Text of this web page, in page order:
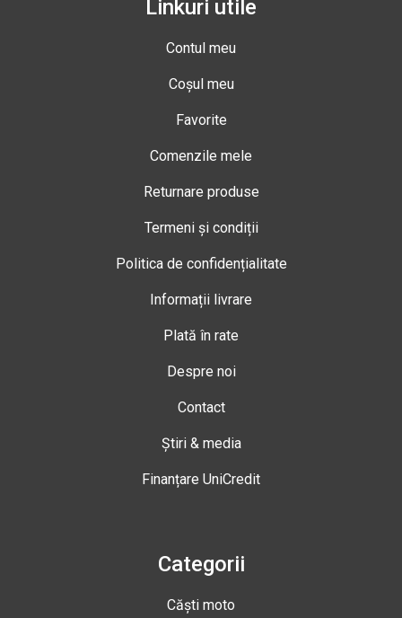
Linkuri utile
Contul meu
Coșul meu
Favorite
Comenzile mele
Returnare produse
Termeni și condiții
Politica de confidențialitate
Informații livrare
Plată în rate
Despre noi
Contact
Știri & media
Finanțare UniCredit
Categorii
Căști moto